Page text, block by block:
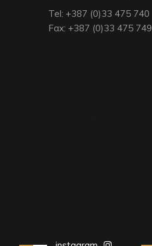
Tel: +387 (0)33 475 740
Fax: +387 (0)33 475 749